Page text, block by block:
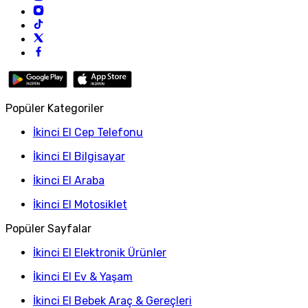
Popüler Kategoriler
İkinci El Cep Telefonu
İkinci El Bilgisayar
İkinci El Araba
İkinci El Motosiklet
Popüler Sayfalar
İkinci El Elektronik Ürünler
İkinci El Ev & Yaşam
İkinci El Bebek Araç & Gereçleri